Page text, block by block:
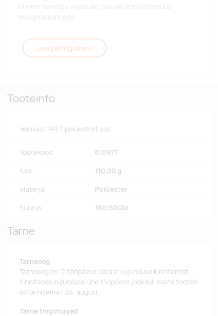
Kiirema tarneaja vajadusel palume kontakteeruda
müügiosakonnaga.
Lisa päringukorvi
Tooteinfo
Venivast RPET polüestrist sall.
Tootekood 610977
Kaal 110,00 g
Materjal Polüester
Suurus 18X150CM
Tarne
Tarneaeg
Tarneaeg on 12 tööpäeva pärast kujunduse kinnitamist.
Kinnitades kujunduse ühe tööpäeva jooksul, saate tooted
kätte hiljemalt 24. august.
Tarne tingimused